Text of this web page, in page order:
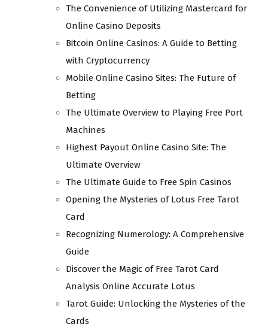
The Convenience of Utilizing Mastercard for
Online Casino Deposits
Bitcoin Online Casinos: A Guide to Betting
with Cryptocurrency
Mobile Online Casino Sites: The Future of
Betting
The Ultimate Overview to Playing Free Port
Machines
Highest Payout Online Casino Site: The
Ultimate Overview
The Ultimate Guide to Free Spin Casinos
Opening the Mysteries of Lotus Free Tarot
Card
Recognizing Numerology: A Comprehensive
Guide
Discover the Magic of Free Tarot Card
Analysis Online Accurate Lotus
Tarot Guide: Unlocking the Mysteries of the
Cards